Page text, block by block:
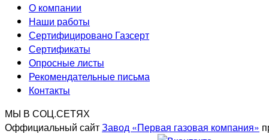
О компании
Наши работы
Сертифицировано Газсерт
Сертификаты
Опросные листы
Рекомендательные письма
Контакты
МЫ В СОЦ.СЕТЯХ
Оффициальный сайтЗавод «Первая газовая компания»